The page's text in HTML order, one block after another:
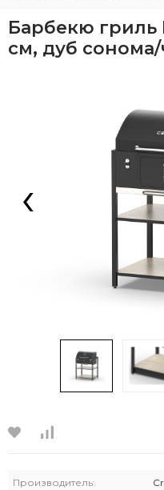
Барбекю гриль
см, дуб
‹
Производитель: